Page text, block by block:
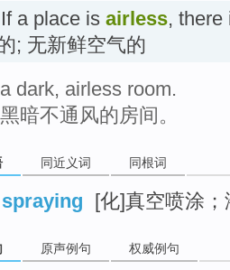
If a place is airless, there
; 无新鲜空气的
dark, airless room.
暗不通风的房间。
同近义词 同根词
[化]真空喷涂
原声例句 权威例句